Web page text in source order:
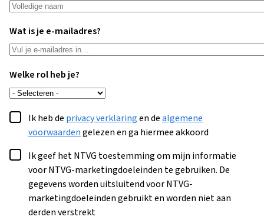
Wat is je e-mailadres?
Welke rol heb je?
Ik heb de privacy verklaringen dealgemene
voorwaardengelezen en ga hiermee akkoord
Ik geef het NTVG toestemming om mijn informatie
voor NTVG-marketingdoeleinden te gebruiken. De
gegevens worden uitsluitend voor NTVG-
marketingdoeleinden gebruikt en worden niet aan
derden verstrekt